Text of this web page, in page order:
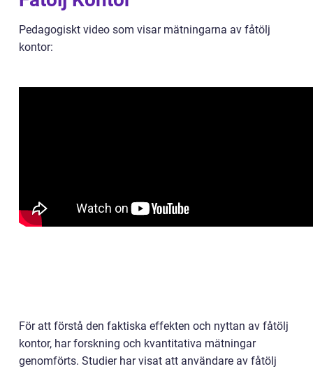
Pedagogiskt video som visar mätningarna av fåtölj
kontor:
För att förstå den faktiska effekten och nyttan av fåtölj
kontor, har forskning och kvantitativa mätningar
genomförts. Studier har visat att användare av fåtölj